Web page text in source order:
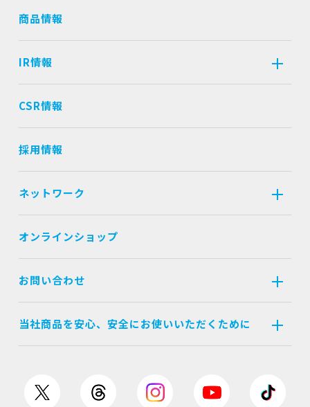
商品情報
IR情報
CSR情報
採用情報
ネットワーク
オンラインショップ
お問い合わせ
当社商品を安心、安全にお使いいただくために